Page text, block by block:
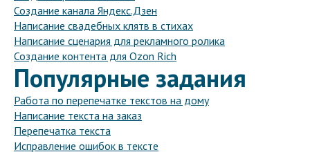
Создание канала Яндекс.Дзен
Написание свадебных клятв в стихах
Написание сценария для рекламного ролика
Создание контента для Ozon Rich
Популярные задания
Работа по перепечатке текстов на дому
Написание текста на заказ
Перепечатка текста
Исправление ошибок в тексте